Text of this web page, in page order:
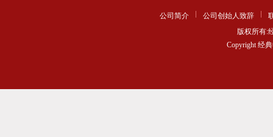
公司简介 公司创始人致辞
版权所有:
Copyright 经